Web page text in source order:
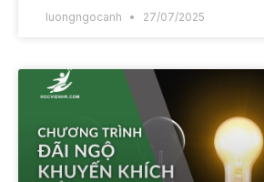
luongngocanh 27/07/2025